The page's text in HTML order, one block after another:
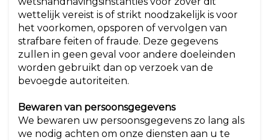
wettelijk vereist is of strikt noodzakelijk is voor
het voorkomen, opsporen of vervolgen van
strafbare feiten of fraude. Deze gegevens
zullen in geen geval voor andere doeleinden
worden gebruikt dan op verzoek van de
bevoegde autoriteiten.
Bewaren van persoonsgegevens
We bewaren uw persoonsgegevens zo lang als
we nodig achten om onze diensten aan u te